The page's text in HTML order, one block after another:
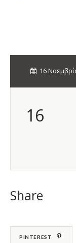
16
16
Share
PINTEREST